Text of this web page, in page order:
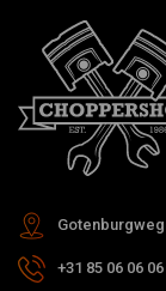
+31 85 06 06